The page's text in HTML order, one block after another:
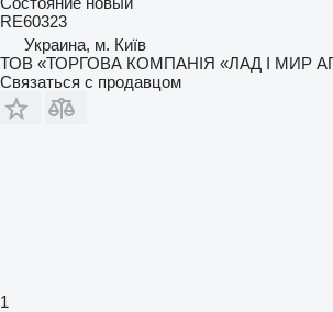
RE60323
Украина, м. Київ
ТОВ «ТОРГОВА КОМПАНІЯ «ЛАД І МИР
Связаться с продавцом
1